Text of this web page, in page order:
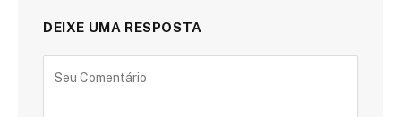
DEIXE UMA RESPOSTA